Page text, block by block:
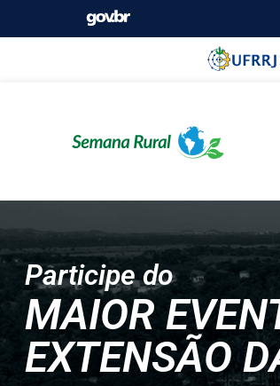
Pular barra
Participe do
MAIOR
EXTENSÃO